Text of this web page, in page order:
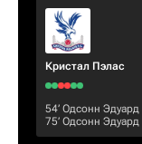
Кристал Пэлас
54‎’‎ Одсонн Эдуард
75‎’‎ Одсонн Эдуард